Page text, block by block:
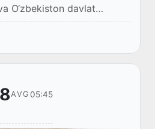
O‘zbekiston davlat
Spark" ishtirokida yo‘l-
bo‘ldi.
AVG 05:45